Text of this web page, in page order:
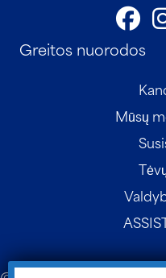
Greitos nuorodos
Mūsų